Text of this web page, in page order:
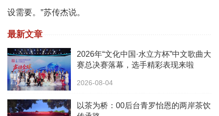
设需要。”苏传杰说。
最新文章
2026年“文化中国·水立方杯”中文歌曲大
赛总决赛落幕，选手精彩表现来啦
2026-08-04
以茶为桥：00后台青罗怡恩的两岸茶饮